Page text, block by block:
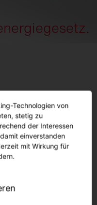
(GModG) in Kraft
(GEG)
Technologien von
stetig zu
der Interessen
einverstanden
mit Wirkung für